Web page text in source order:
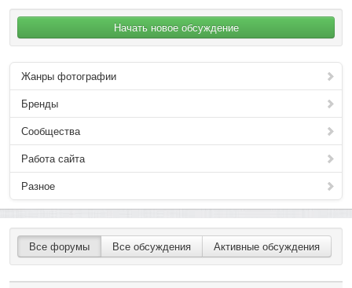
Жанры фотографии
Бренды
Сообщества
Работа сайта
Разное
Все форумы Все обсуждения Активные обсуждения